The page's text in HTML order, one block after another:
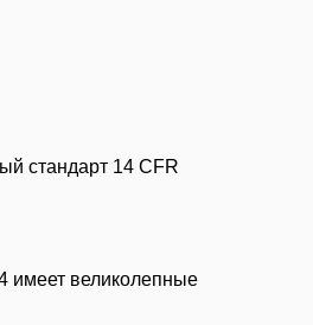
стандарт 14 CFR
имеет великолепные